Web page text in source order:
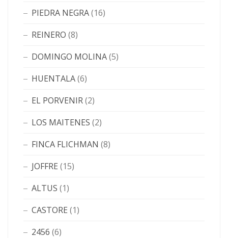
PIEDRA NEGRA(16)
REINERO (8)
DOMINGO MOLINA(5)
HUENTALA(6)
EL PORVENIR(2)
LOS MAITENES (2)
FINCA FLICHMAN (8)
JOFFRE (15)
ALTUS (1)
CASTORE (1)
2456 (6)